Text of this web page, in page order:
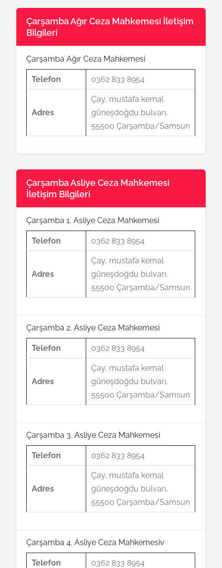
Çarşamba Ağır Ceza Mahkemesi İletişim
Bilgileri
Çarşamba Ağır Ceza Mahkemesi
Telefon 0362 833 8954
Adres
Çay, mustafa kemal
güneşdoğdu bulvarı,
55500 Çarşamba/Samsun
Çarşamba Asliye Ceza Mahkemesi
İletişim Bilgileri
Çarşamba 1. Asliye Ceza Mahkemesi
Telefon 0362 833 8954
Adres
Çay, mustafa kemal
güneşdoğdu bulvarı,
55500 Çarşamba/Samsun
Çarşamba 2. Asliye Ceza Mahkemesi
Telefon 0362 833 8954
Adres
Çay, mustafa kemal
güneşdoğdu bulvarı,
55500 Çarşamba/Samsun
Çarşamba 3. Asliye Ceza Mahkemesi
Telefon 0362 833 8954
Adres
Çay, mustafa kemal
güneşdoğdu bulvarı,
55500 Çarşamba/Samsun
Çarşamba 4. Asliye Ceza Mahkemesiv
Telefon 0362 833 8954